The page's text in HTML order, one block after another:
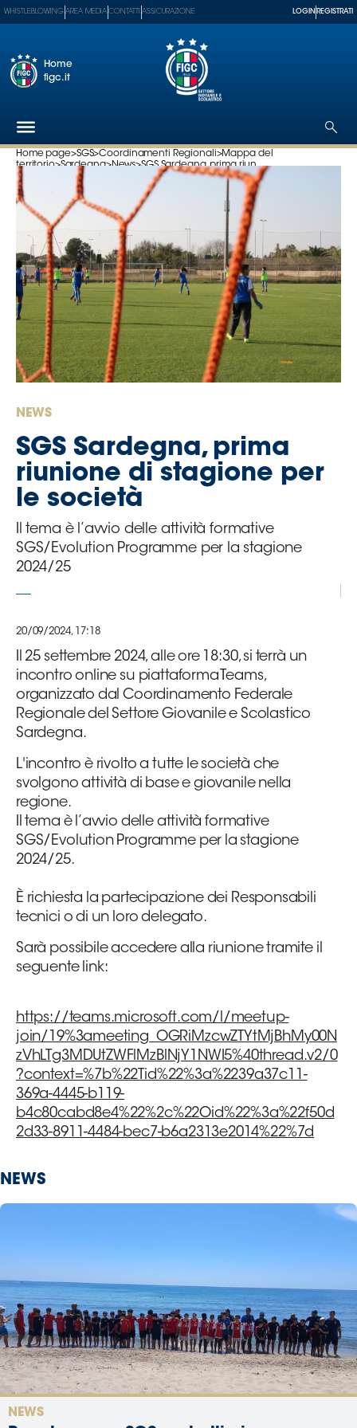
Federazione
Nazionali
Partner
Tecnici
SGS
Paralimpico
Serie
Women
Serie
Femminile
del
Calcio
Shop
I
partner
delle
nazionali
Cerca
Whistleblowing
Media
Contatti
Assicurazione
Social media
WHISTLEBLOWING AREA MEDIA CONTATTI ASSICURAZIONE LOGIN REGISTRATI
Home
figc.it
Home page>SGS>Coordinamenti Regionali>Mappa del
territorio>Sardegna>News>SGS Sardegna, prima riun...
NEWS
SGS Sardegna, prima
riunione di stagione per
le società
Il tema è l’avvio delle attività formative
SGS/Evolution Programme per la stagione
2024/25
20/09/2024, 17:18
Il 25 settembre 2024, alle ore 18:30, si terrà un
incontro online su piattaforma Teams,
organizzato dal Coordinamento Federale
Regionale del Settore Giovanile e Scolastico
Sardegna.
L'incontro è rivolto a tutte le società che
svolgono attività di base e giovanile nella
regione.
Il tema è l’avvio delle attività formative
SGS/Evolution Programme per la stagione
2024/25.
È richiesta la partecipazione dei Responsabili
tecnici o di un loro delegato.
Sarà possibile accedere alla riunione tramite il
seguente link:
https://teams.microsoft.com/l/meetup-
join/19%3ameeting_OGRiMzcwZTYtMjBhMy00N
zVhLTg3MDUtZWFlMzBlNjY1NWI5%40thread.v2/0
?context=%7b%22Tid%22%3a%2239a37c11-
369a-4445-b119-
b4c80cabd8e4%22%2c%22Oid%22%3a%22f50d
2d33-8911-4484-bec7-b6a2313e2014%22%7d
NEWS
NEWS